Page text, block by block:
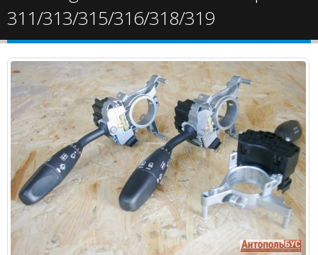
311/313/315/316/318/319